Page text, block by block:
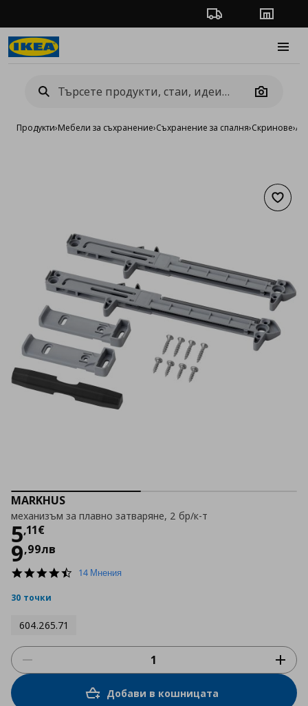
Проследяване на
Camera
Продукти›Мебели за съхранение›Съхранение за спалня›Скринове›
MARKHUS
механизъм за плавно затваряне, 2 бр/к-т
5,11€
Цена
9,99лв
4.3
14 Мнения
30 точки
604.265.71
Добави в кошницата